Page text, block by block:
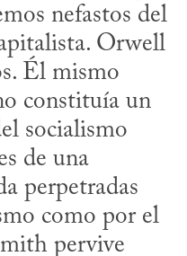
nefastos del
Orwell
Él mismo
constituía un
socialismo
de una
perpetradas
como por el
pervive